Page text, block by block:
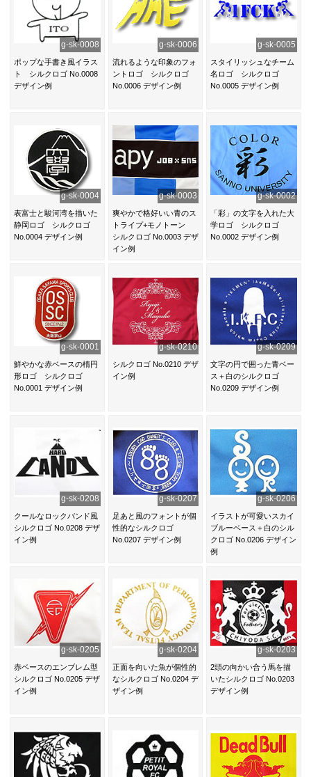
g-sk-0008
ポップな手書き風イラス
ト シルクロゴ No.0008
デザイン例
g-sk-0006
流れるような印象のフォ
ントロゴ シルクロゴ
No.0006 デザイン例
g-sk-0005
スタイリッシュなチーム
名ロゴ シルクロゴ
No.0005 デザイン例
g-sk-0004
表富士と駿河湾を描いた
静岡ロゴ シルクロゴ
No.0004 デザイン例
g-sk-0003
爽やかで格好いい青のス
トライプ+モノトーン
シルクロゴ No.0003 デザ
イン例
g-sk-0002
「彩」の文字を入れた大
学ロゴ シルクロゴ
No.0002 デザイン例
g-sk-0001
鮮やかな赤ベースの楕円
形ロゴ シルクロゴ
No.0001 デザイン例
g-sk-0210
シルクロゴ No.0210 デザ
イン例
g-sk-0209
文字の円で囲った青ベー
ス＋白のシルクロゴ
No.0209 デザイン例
g-sk-0208
クールなロックバンド風
シルクロゴ No.0208 デザ
イン例
g-sk-0207
足あと風のフォントが個
性的なシルクロゴ
No.0207 デザイン例
g-sk-0206
イラストが可愛いスカイ
ブルーベース＋白のシル
クロゴ No.0206 デザイン
例
g-sk-0205
赤ベースのエンブレム型
シルクロゴ No.0205 デザ
イン例
g-sk-0204
正面を向いた魚が個性的
なシルクロゴ No.0204 デ
ザイン例
g-sk-0203
2頭の向かい合う馬を描
いたシルクロゴ No.0203
デザイン例